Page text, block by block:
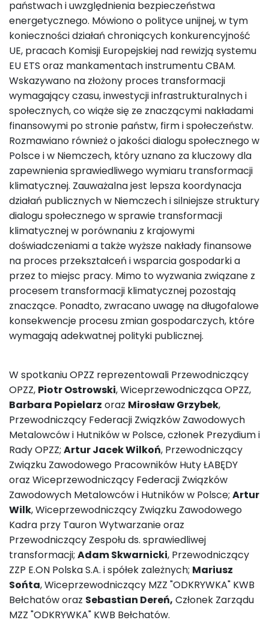
państwach i uwzględnienia bezpieczeństwa
energetycznego. Mówiono o polityce unijnej, w tym
konieczności działań chroniących konkurencyjność
UE, pracach Komisji Europejskiej nad rewizją systemu
EU ETS oraz mankamentach instrumentu CBAM.
Wskazywano na złożony proces transformacji
wymagający czasu, inwestycji infrastrukturalnych i
społecznych, co wiąże się ze znaczącymi nakładami
finansowymi po stronie państw, firm i społeczeństw.
Rozmawiano również o jakości dialogu społecznego w
Polsce i w Niemczech, który uznano za kluczowy dla
zapewnienia sprawiedliwego wymiaru transformacji
klimatycznej. Zauważalna jest lepsza koordynacja
działań publicznych w Niemczech i silniejsze struktury
dialogu społecznego w sprawie transformacji
klimatycznej w porównaniu z krajowymi
doświadczeniami a także wyższe nakłady finansowe
na proces przekształceń i wsparcia gospodarki a
przez to miejsc pracy. Mimo to wyzwania związane z
procesem transformacji klimatycznej pozostają
znaczące. Ponadto, zwracano uwagę na długofalowe
konsekwencje procesu zmian gospodarczych, które
wymagają adekwatnej polityki publicznej.
W spotkaniu OPZZ reprezentowali Przewodniczący
OPZZ, Piotr Ostrowski, Wiceprzewodnicząca OPZZ,
Barbara Popielarz oraz Mirosław Grzybek,
Przewodniczący Federacji Związków Zawodowych
Metalowców i Hutników w Polsce, członek Prezydium i
Rady OPZZ; Artur Jacek Wilkoń, Przewodniczący
Związku Zawodowego Pracowników Huty ŁABĘDY
oraz Wiceprzewodniczący Federacji Związków
Zawodowych Metalowców i Hutników w Polsce; Artur
Wilk, Wiceprzewodniczący Związku Zawodowego
Kadra przy Tauron Wytwarzanie oraz
Przewodniczący Zespołu ds. sprawiedliwej
transformacji; Adam Skwarnicki, Przewodniczący
ZZP E.ON Polska S.A. i spółek zależnych; Mariusz
Sońta, Wiceprzewodniczący MZZ "ODKRYWKA" KWB
Bełchatów oraz Sebastian Dereń, Członek Zarządu
MZZ "ODKRYWKA" KWB Bełchatów.